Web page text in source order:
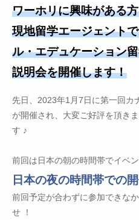
ワーホリに興味がある
現地留学エージェント
ル・エデュケーション
説明会を開催します！
先日、2023年1月7日に第一回カ
が開催され、大変ご好評を頂き
す ♪
前回は日本の朝の時間帯でイベ
日本の夜の時間帯での
前回予定が合わずに参加できな
せ ！